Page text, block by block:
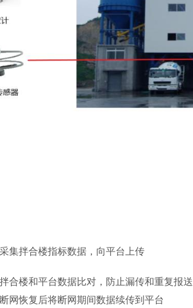
集拌合楼指标数据，向平台上传
合楼和平台数据比对，防止漏传和重复报送
网恢复后将断网期间数据续传到平台